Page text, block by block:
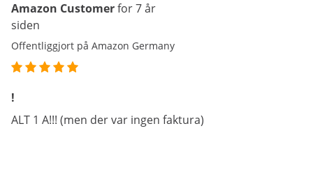
Amazon Customerfor 7 år
siden
Offentliggjort på Amazon Germany
!
ALT 1 A!!! (men der var ingen faktura)